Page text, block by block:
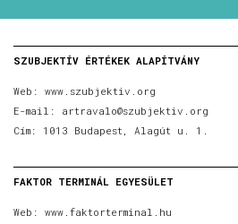
SZUBJEKTÍV ÉRTÉKEK ALAPÍTVÁNY
Web: www.szubjektiv.org
E-mail: artravalo@szubjektiv.org
Cím: 1013 Budapest, Alagút u. 1.
FAKTOR TERMINÁL EGYESÜLET
Web: www.faktorterminal.hu